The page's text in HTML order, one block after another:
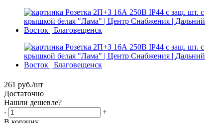
261 руб./шт
Достаточно
Нашли дешевле?
-
+